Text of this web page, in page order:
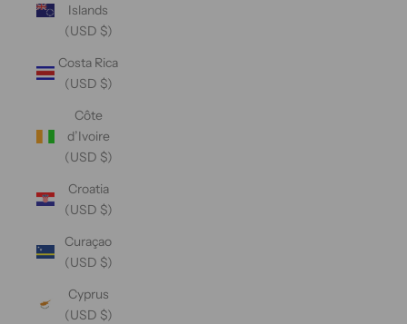
Islands
(USD $)
Costa Rica
(USD $)
Côte
d’Ivoire
(USD $)
Croatia
(USD $)
Curaçao
(USD $)
Cyprus
(USD $)